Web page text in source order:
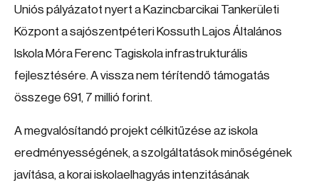
Uniós pályázatot nyert a Kazincbarcikai Tankerületi
Központ a sajószentpéteri Kossuth Lajos Általános
Iskola Móra Ferenc Tagiskola infrastrukturális
fejlesztésére. A vissza nem térítendő támogatás
összege 691, 7 millió forint.
A megvalósítandó projekt célkitűzése az iskola
eredményességének, a szolgáltatások minőségének
javítása, a korai iskolaelhagyás intenzitásának